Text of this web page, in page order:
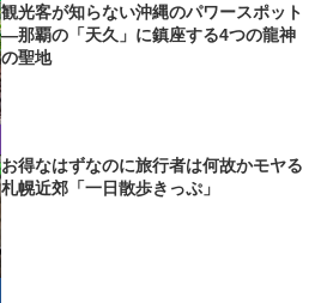
観光客が知らない沖縄のパワースポット
―那覇の「天久」に鎮座する4つの龍神
の聖地
お得なはずなのに旅行者は何故かモヤる
札幌近郊「一日散歩きっぷ」